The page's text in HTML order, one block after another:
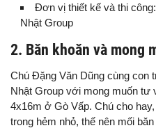
Đơn vị thiết kế và thi
Nhật Group
2. Băn khoăn và mong
Chú Đặng Văn Dũng cùng con
Nhật Group với mong muốn tư
4x16m ở Gò Vấp. Chú cho
trong hẻm nhỏ, thế nên mối